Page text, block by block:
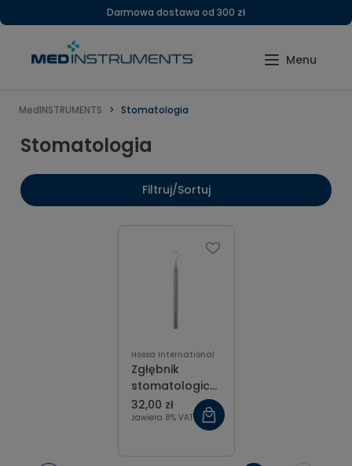
Darmowa dostawa od 300 zł
MedINSTRUMENTS Stomatologia
Stomatologia
Filtruj/Sortuj
Hossa International
Zgłębnik
stomatologiczny
super lekki
ergonomiczny
32,00 zł
zawiera 8% VAT